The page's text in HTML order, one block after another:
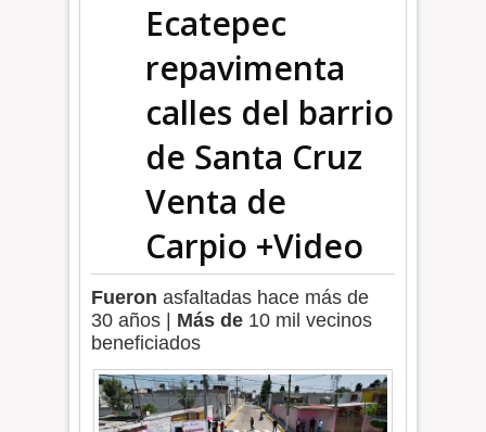
Ecatepec
repavimenta
calles del barrio
de Santa Cruz
Venta de
Carpio +Video
Fueronasfaltadas hace más de
30 años | Más de 10 mil vecinos
beneficiados